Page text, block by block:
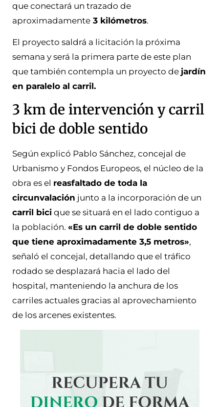
que conectará un trazado de
aproximadamente 3 kilómetros.
El proyecto saldrá a licitación la próxima
semana y será la primera parte de este plan
que también contempla un proyecto de jardín
en paralelo al carril.
3 km de intervención y carril
bici de doble sentido
Según explicó Pablo Sánchez, concejal de
Urbanismo y Fondos Europeos, el núcleo de la
obra es el reasfaltado de toda la
circunvalación junto a la incorporación de un
carril bici que se situará en el lado contiguo a
la población. «Es un carril de doble sentido
que tiene aproximadamente 3,5 metros»,
señaló el concejal, detallando que el tráfico
rodado se desplazará hacia el lado del
hospital, manteniendo la anchura de los
carriles actuales gracias al aprovechamiento
de los arcenes existentes.